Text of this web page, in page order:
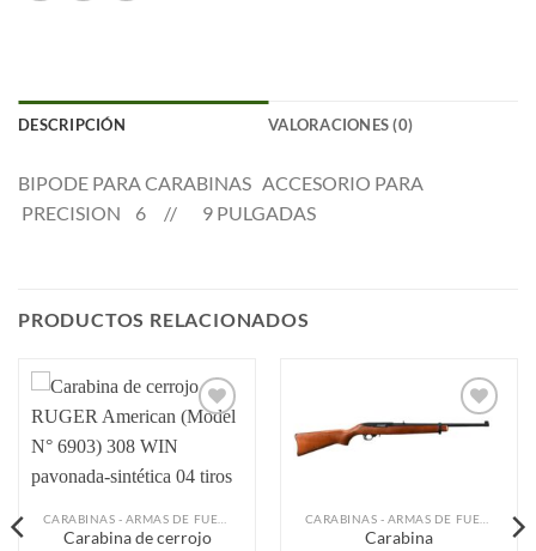
DESCRIPCIÓN VALORACIONES (0)
BIPODE PARA CARABINAS ACCESORIO PARA
PRECISION 6 // 9 PULGADAS
PRODUCTOS RELACIONADOS
deseos
Carabina de cerrojo
Añadir
Carabina